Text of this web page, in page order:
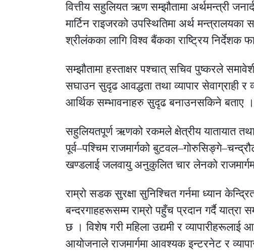
वित्तीय सहुलियत ऋण सम्झौतामा अर्थमन्त्री
मार्टिन राइजरको उपस्थितिमा अर्थ
श्रीलंकका लागि विश्व बैंकका राष्ट्रिय निर्देशक
सम्झौतामा हस्ताक्षर पश्चात् सचिव पुष्करले
सघाउन सुदृढ आवद्धता तथा व्यापार सेवाग्राही र
आर्थिक सम्भावनाहरु सुदृढ बनाउनसकिने बताए ।
सहुलियतपूर्ण ऋणको रकमले क्षेत्रीय यातायात
पूर्व–पश्चिम राजमार्गको
खण्डलाई जलवायु अनुकुलित चार लेनको
राम्रो सडक सुरक्षा सुनिश्चित गर्नमा ध्यान
बन्दरगाहहरूसम्म राम्रो पहुँच प्रदान गर्दै
छ । विशेष गरी महिला उद्यमी र व्यापारीहरूलाई
आयोजनाले राजमार्गमा आवश्यक इन्टरनेट र